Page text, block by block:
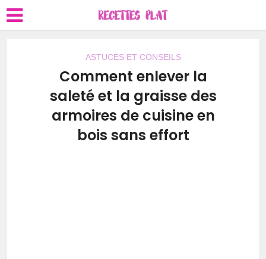
ASTUCES ET CONSEILS
Comment enlever la
saleté et la graisse des
armoires de cuisine en
bois sans effort